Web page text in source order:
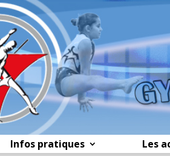
Infos pratiques Les